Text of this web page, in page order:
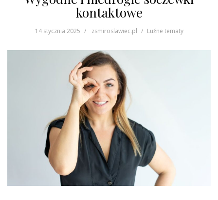
kontaktowe
14 stycznia 2025 zsmiroslawiec.pl Luźne tematy